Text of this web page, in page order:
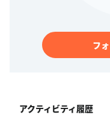
フ
アクティビティ履歴